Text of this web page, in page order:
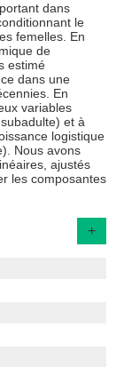
dans
le
femelles. En
de
estimé
dans une
En
variables
et à
logistique
Nous avons
ajustés
les composantes
+